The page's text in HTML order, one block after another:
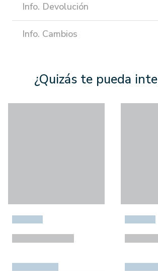
Info. Devolución
Info. Cambios
¿Quizás te pueda